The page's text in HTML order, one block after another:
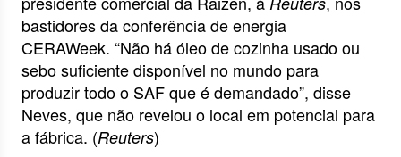
bastidores da conferência de energia
CERAWeek. “Não há óleo de cozinha usado ou
sebo suficiente disponível no mundo para
produzir todo o SAF que é demandado”, disse
Neves, que não revelou o local em potencial para
a fábrica. (Reuters)